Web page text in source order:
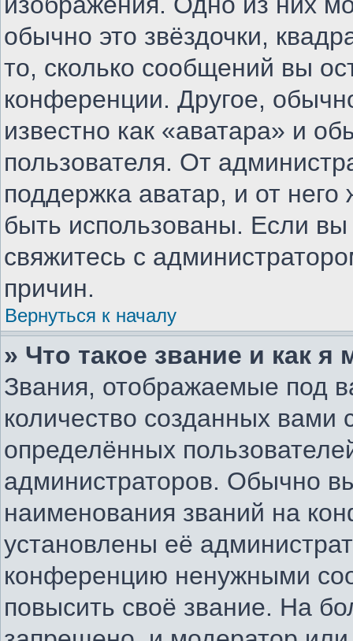
обычно это звёздочки,
то, сколько сообщений вы
конференции. Другое,
известно как «аватара» и
пользователя. От
поддержка аватар, и от него
быть использованы. Если
свяжитесь с
причин.
Вернуться к началу
» Что такое звание и как я
Звания, отображаемые под
количество созданных
определённых
администраторов. Обычно
наименования званий на
установлены её
конференцию ненужными
повысить своё звание. На